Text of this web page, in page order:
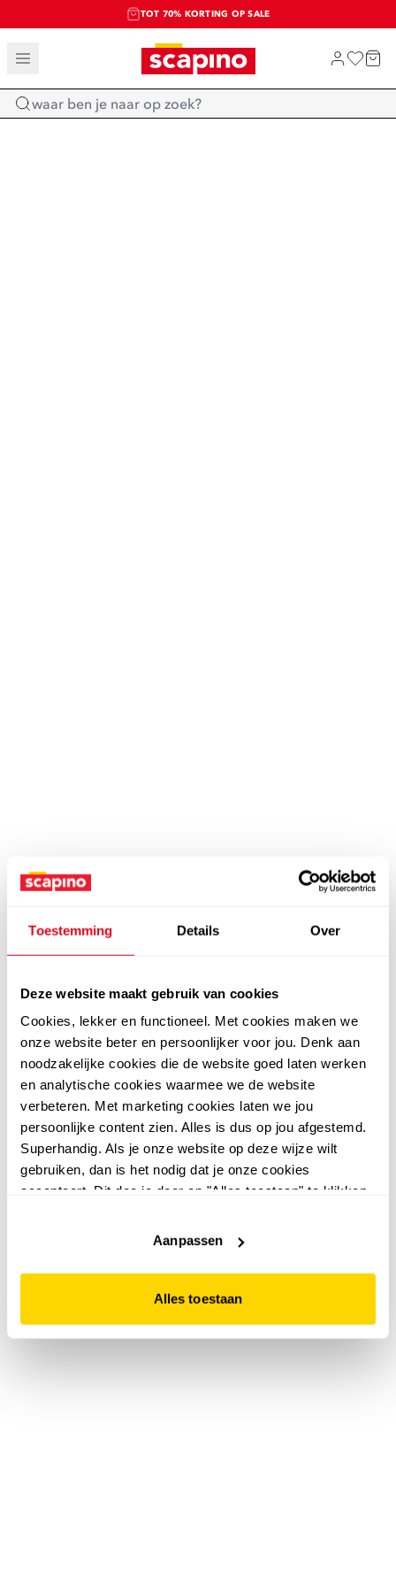
Toestemming Details Over
Deze website maakt gebruik van cookies
Cookies, lekker en functioneel. Met cookies maken we
onze website beter en persoonlijker voor jou. Denk aan
noodzakelijke cookies die de website goed laten werken
en analytische cookies waarmee we de website
verbeteren. Met marketing cookies laten we jou
persoonlijke content zien. Alles is dus op jou afgestemd.
Superhandig. Als je onze website op deze wijze wilt
gebruiken, dan is het nodig dat je onze cookies
accepteert. Dit doe je door op "Alles toestaan" te klikken.
website niet optimaal functioneert.
Aanpassen
Alles toestaan
TOT 70% KORTING OP SALE
SALE: LAATSTE KANS!
SHOP NIEUW
Home